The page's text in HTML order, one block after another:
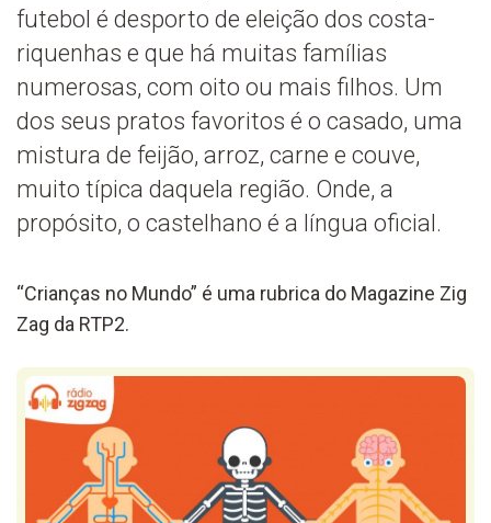
futebol é desporto de eleição dos costa-
riquenhas e que há muitas famílias
numerosas, com oito ou mais filhos. Um
dos seus pratos favoritos é o casado, uma
mistura de feijão, arroz, carne e couve,
muito típica daquela região. Onde, a
propósito, o castelhano é a língua oficial.
“Crianças no Mundo” é uma rubrica do Magazine Zig
Zag da RTP2.